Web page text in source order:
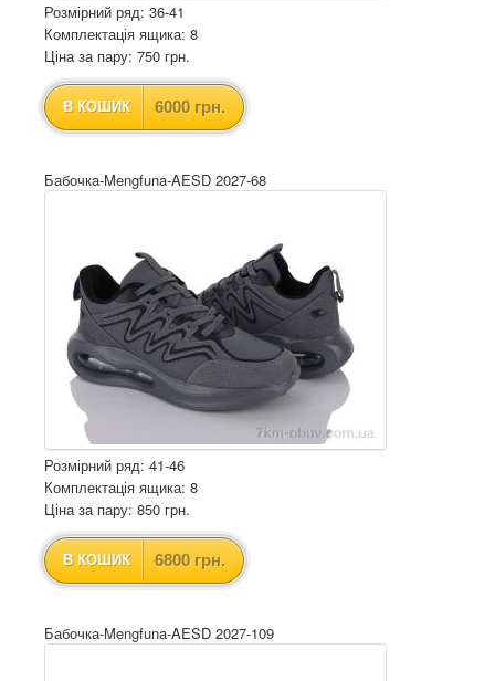
Розмірний ряд: 36-41
Комплектація ящика: 8
Ціна за пару: 750 грн.
В КОШИК 6000 грн.
Бабочка-Mengfuna-AESD 2027-68
Розмірний ряд: 41-46
Комплектація ящика: 8
Ціна за пару: 850 грн.
В КОШИК 6800 грн.
Бабочка-Mengfuna-AESD 2027-109